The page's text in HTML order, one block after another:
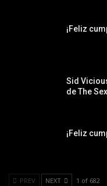
¡Feliz
Sid
de The
¡Feliz
PREV NEXT 1 of 682